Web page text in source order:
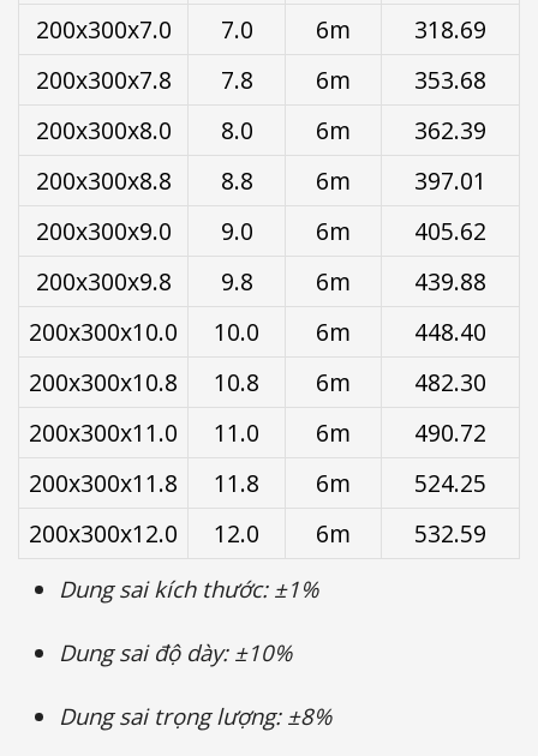
200x300x7.0
7.0 6m
318.69
200x300x7.8
7.8 6m
353.68
200x300x8.0
8.0 6m
362.39
200x300x8.8
8.8 6m
397.01
200x300x9.0
9.0 6m
405.62
200x300x9.8
9.8 6m
439.88
200x300x10.0
10.0 6m
448.40
200x300x10.8
10.8 6m
482.30
200x300x11.0
11.0 6m
490.72
200x300x11.8
11.8 6m
524.25
200x300x12.0
12.0 6m 532.59
Dung sai kích thước: ±1%
Dung sai độ dày: ±10%
Dung sai trọng lượng: ±8%